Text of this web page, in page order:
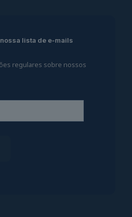
lista de e-mails
regulares sobre nossos